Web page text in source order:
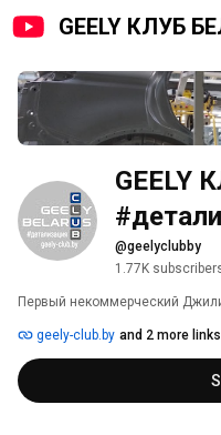
GEELY КЛУБ
GEELY
@geelyclubby
1.77K
Первый некоммерческий
geely-club.by and 2 more links